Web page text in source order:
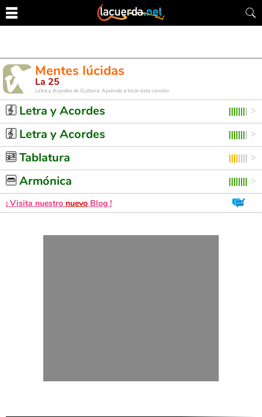
Mentes lúcidas
La 25
Letra y Acordes de Guitarra. Aprende a tocar esta canción
Letra y Acordes
Letra y Acordes
Tablatura
Armónica
¡ Visita nuestro nuevo Blog !